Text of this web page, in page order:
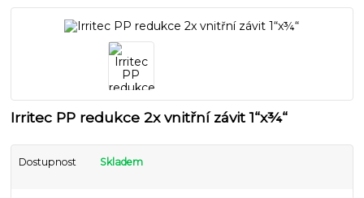
Irritec PP redukce 2x vnitřní závit 1“x¾“
Dostupnost Skladem